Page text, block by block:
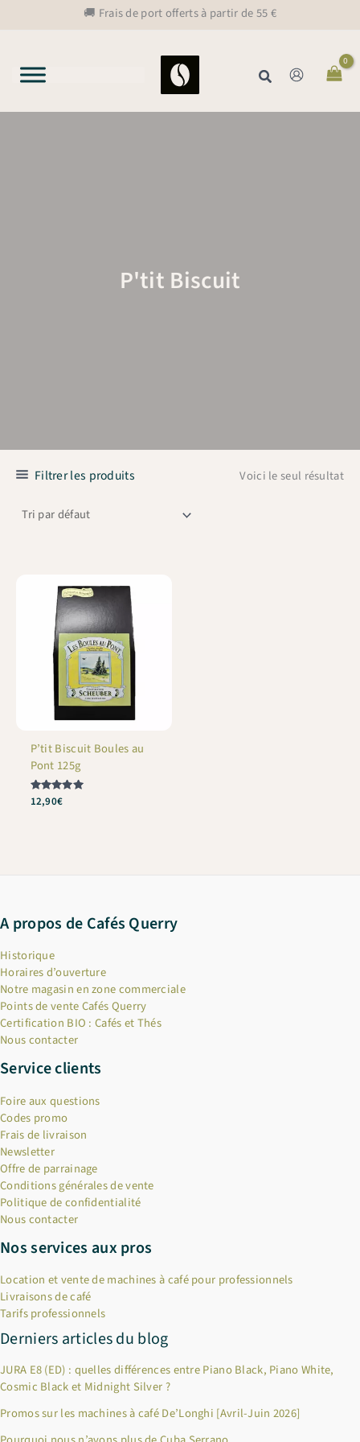
🚚 Frais de port offerts à partir de 55 €
Rechercher
P'tit Biscuit
Filtrer les produits Voici le seul résultat
P’tit Biscuit Boules au
Pont 125g
Note
12,90€
A propos de Cafés Querry
Historique
Horaires d’ouverture
Notre magasin en zone commerciale
Points de vente Cafés Querry
Certification BIO : Cafés et Thés
Nous contacter
Service clients
Foire aux questions
Codes promo
Frais de livraison
Newsletter
Offre de parrainage
Conditions générales de vente
Politique de confidentialité
Nous contacter
Nos services aux pros
Location et vente de machines à café pour professionnels
Livraisons de café
Tarifs professionnels
Derniers articles du blog
JURA E8 (ED) : quelles différences entre Piano Black, Piano White,
Cosmic Black et Midnight Silver ?
Promos sur les machines à café De’Longhi [Avril-Juin 2026]